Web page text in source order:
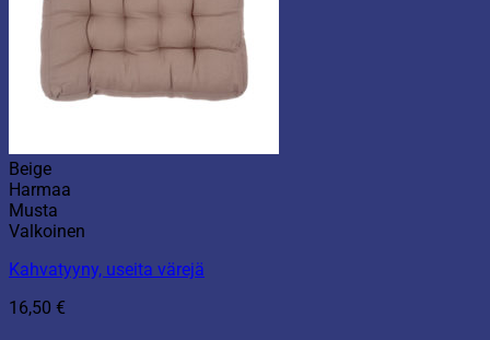
Beige
Harmaa
Musta
Valkoinen
Kahvatyyny, useita värejä
16,50 €